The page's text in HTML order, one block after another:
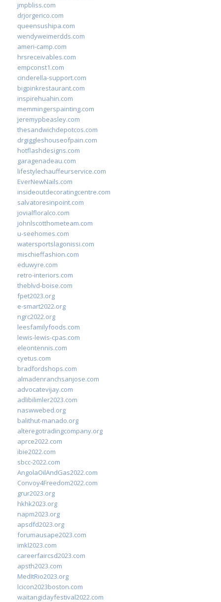
jmpbliss.com
drjorgerico.com
queensushipa.com
wendyweimerdds.com
ameri-camp.com
hrsreceivables.com
empconst1.com
cinderella-support.com
bigpinkrestaurant.com
inspirehuahin.com
memmingerspainting.com
jeremypbeasley.com
thesandwichdepotcos.com
drgiggleshouseofpain.com
hotflashdesigns.com
garagenadeau.com
lifestylechauffeurservice.com
EverNewNails.com
insideoutdecoratingcentre.com
salvatoresinpoint.com
jovialfloralco.com
johnlscotthometeam.com
u-seehomes.com
watersportslagonissi.com
mischieffashion.com
eduwyre.com
retro-interiors.com
theblvd-boise.com
fpet2023.org
e-smart2022.org
ngrc2022.org
leesfamilyfoods.com
lewis-lewis-cpas.com
eleontennis.com
cyetus.com
bradfordshops.com
almadenranchsanjose.com
advocatevijay.com
adlibilimler2023.com
naswwebed.org
balithut-manado.org
alteregotradingcompany.org
aprce2022.com
ibie2022.com
sbcc-2022.com
AngolaOilAndGas2022.com
Convoy4Freedom2022.com
grur2023.org
hkhk2023.org
napm2023.org
apsdfd2023.org
forumausape2023.com
imkl2023.com
careerfaircsd2023.com
apsth2023.com
MedItRio2023.org
lcicon2023boston.com
waitangidayfestival2022.com